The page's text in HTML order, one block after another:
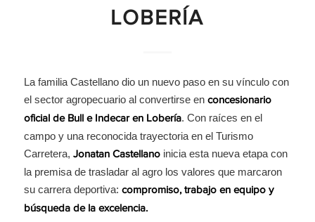
LOBERÍA
La familia Castellano dio un nuevo paso en su vínculo con
el sector agropecuario al convertirse en concesionario
oficial de Bull e Indecar en Lobería. Con raíces en el
campo y una reconocida trayectoria en el Turismo
Carretera, Jonatan Castellano inicia esta nueva etapa con
la premisa de trasladar al agro los valores que marcaron
su carrera deportiva: compromiso, trabajo en equipo y
búsqueda de la excelencia.